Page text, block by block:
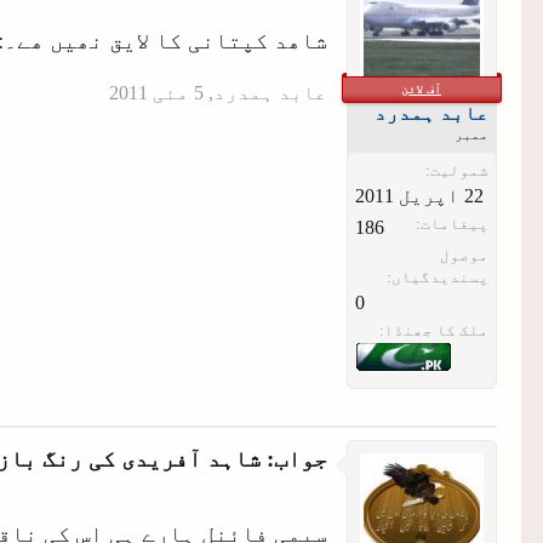
آف لائن
عابد ہمدرد
ممبر
شمولیت:
پیغامات: 186
موصول
پسندیدگیاں:
0
ملک کا جھنڈا:
شاھد کپتانی کا لایق نھیں
عابد ہمدرد , ‏5 مئی 2011
جواب: شاہد آفریدی کی رنگ
سیمی فائنل ہارے ہی اس کی